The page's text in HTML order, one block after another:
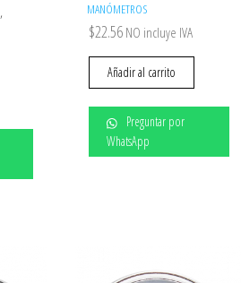
, MANÓMETROS
$22.56 NO incluye IVA
Añadir al carrito
Preguntar por
WhatsApp